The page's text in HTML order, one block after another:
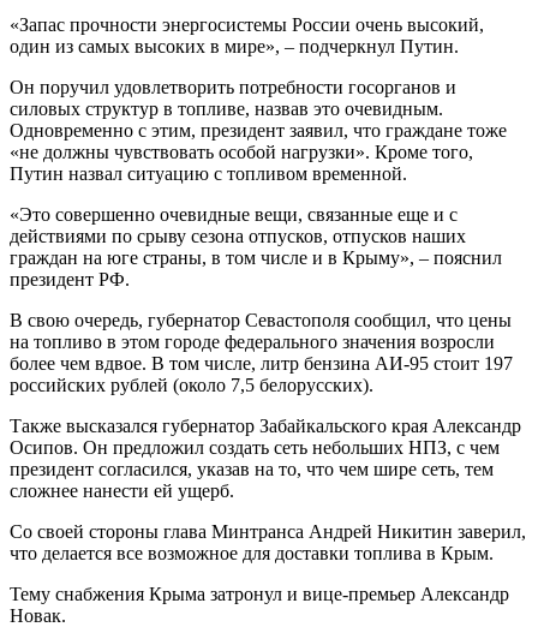
«Запас прочности энергосистемы России очень высокий,
один из самых высоких в мире», – подчеркнул Путин.
Он поручил удовлетворить потребности госорганов и
силовых структур в топливе, назвав это очевидным.
Одновременно с этим, президент заявил, что граждане тоже
«не должны чувствовать особой нагрузки». Кроме того,
Путин назвал ситуацию с топливом временной.
«Это совершенно очевидные вещи, связанные еще и с
действиями по срыву сезона отпусков, отпусков наших
граждан на юге страны, в том числе и в Крыму», – пояснил
президент РФ.
В свою очередь, губернатор Севастополя сообщил, что цены
на топливо в этом городе федерального значения возросли
более чем вдвое. В том числе, литр бензина АИ-95 стоит 197
российских рублей (около 7,5 белорусских).
Также высказался губернатор Забайкальского края Александр
Осипов. Он предложил создать сеть небольших НПЗ, с чем
президент согласился, указав на то, что чем шире сеть, тем
сложнее нанести ей ущерб.
Со своей стороны глава Минтранса Андрей Никитин заверил,
что делается все возможное для доставки топлива в Крым.
Тему снабжения Крыма затронул и вице-премьер Александр
Новак.